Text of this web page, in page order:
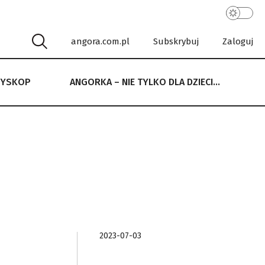
angora.com.pl Subskrybuj Zaloguj
ANGORKA – NIE TYLKO DLA DZIECI…
NIE TYLKO DLA DZIECI…
2023-07-03